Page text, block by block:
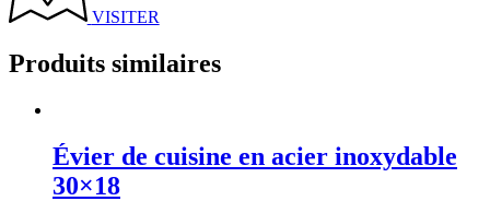
VISITER
Produits similaires
Évier de cuisine en acier inoxydable
30×18